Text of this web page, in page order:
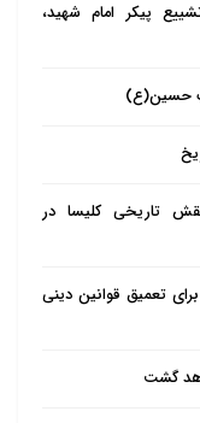
پیکر امام شهید،
حسین(ع)
تاریخی کلیسا در
تعمیق قوانین دینی
گشت